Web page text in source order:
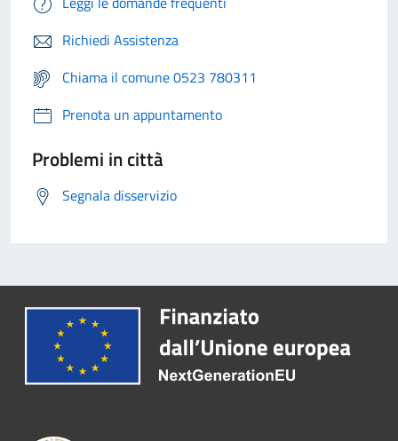
Richiedi Assistenza
Chiama il comune 0523 780311
Prenota un appuntamento
Problemi in città
Segnala disservizio